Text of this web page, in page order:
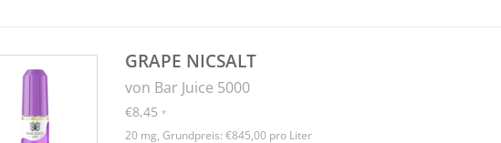
GRAPE NICSALT
von Bar Juice 5000
€8,45 *
20 mg, Grundpreis: €845,00 pro Liter